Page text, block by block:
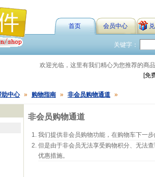
首页 会员中心
关键字：
欢迎光临，这里有我们精心为您推荐的
[免
助中心 » 购物指南 » 非会员购物通道 »
非会员购物通道
我们提供非会员购物功能，在购物车下一
但是由于非会员无法享受购物积分、无法
优惠措施。